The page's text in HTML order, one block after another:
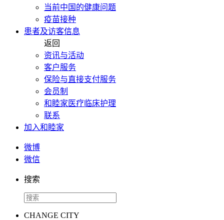
当前中国的健康问题
疫苗接种
患者及访客信息
返回
资讯与活动
客户服务
保险与直接支付服务
会员制
和睦家医疗临床护理
联系
加入和睦家
微博
微信
搜索
CHANGE CITY